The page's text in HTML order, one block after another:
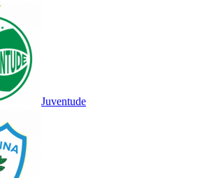
Juventude